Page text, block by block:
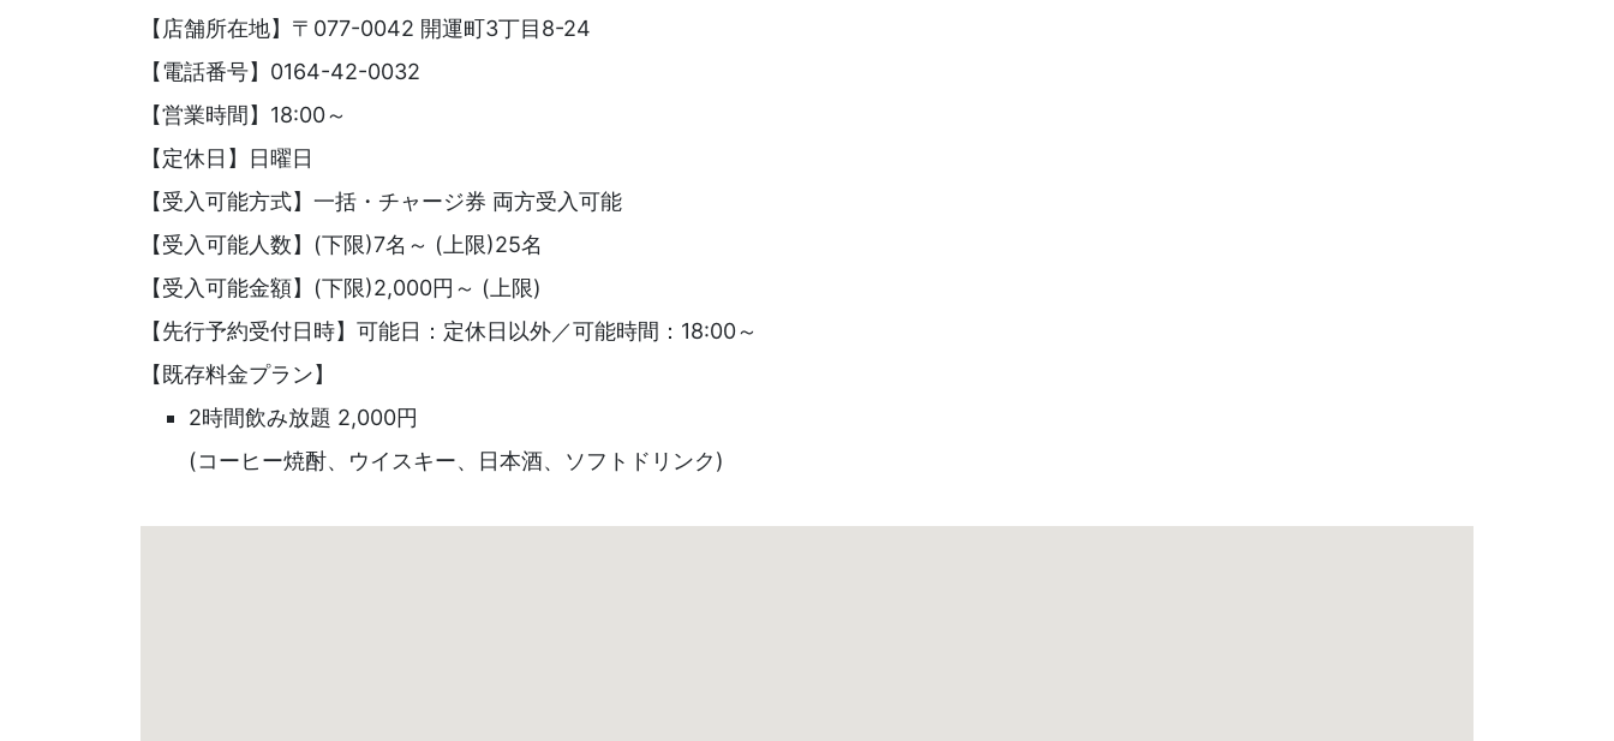
【店舗所在地】〒077-0042 開運町3丁目8-24
【電話番号】0164-42-0032
【営業時間】18:00～
【定休日】日曜日
【受入可能方式】一括・チャージ券 両方受入可能
【受入可能人数】(下限)7名～ (上限)25名
【受入可能金額】(下限)2,000円～ (上限)
【先行予約受付日時】可能日：定休日以外／可能時間：18:00～
【既存料金プラン】
2時間飲み放題 2,000円
(コーヒー焼酎、ウイスキー、日本酒、ソフトドリンク)